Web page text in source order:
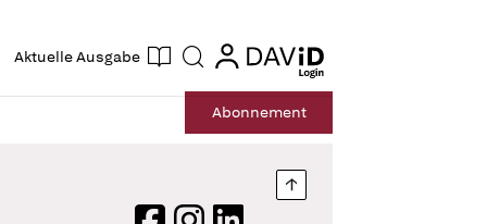
Aktuelle Ausgabe Suche login
login
Abonnement
Nach oben springen
FacebookInstagram
LinkedIn